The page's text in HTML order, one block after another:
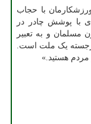
ورزشکارمان با حجاب
با پوشش چادر در
مسلمان و به تعبیر
یک ملت است.
مردم هستید.»